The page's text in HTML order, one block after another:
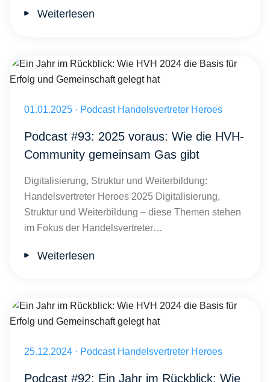
Weiterlesen
Veröffentlicht am 01.01.2025
01.01.2025 · Podcast Handelsvertreter Heroes
Podcast #93: 2025 voraus: Wie die HVH-
Community gemeinsam Gas gibt
Digitalisierung, Struktur und Weiterbildung:
Handelsvertreter Heroes 2025 Digitalisierung,
Struktur und Weiterbildung – diese Themen stehen
im Fokus der Handelsvertreter…
Weiterlesen
Veröffentlicht am 25.12.2024
25.12.2024 · Podcast Handelsvertreter Heroes
Podcast #92: Ein Jahr im Rückblick: Wie